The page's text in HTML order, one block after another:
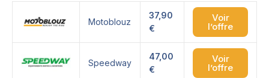
Motoblouz
37,90
€
Voir
l’offre
Speedway
47,00
€
Voir
l’offre